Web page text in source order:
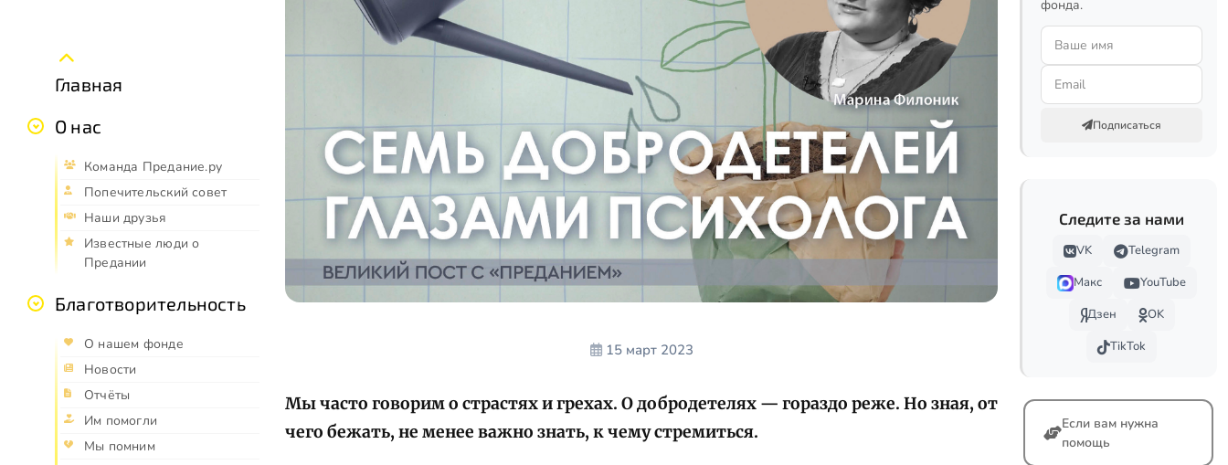
Главная
О нас
Команда Предание.ру
Попечительский совет
Наши друзья
Известные люди о
Предании
Благотворительность
О нашем фонде
Новости
Отчёты
Им помогли
Мы помним
15 март 2023
Мы часто говорим о страстях и грехах. О добродетелях — гораздо реже. Но зная, от
чего бежать, не менее важно знать, к чему стремиться.
фонда.
Подписаться
Следите за нами
VK
Telegram
Макс
YouTube
Дзен
OK
TikTok
Если вам нужна
помощь